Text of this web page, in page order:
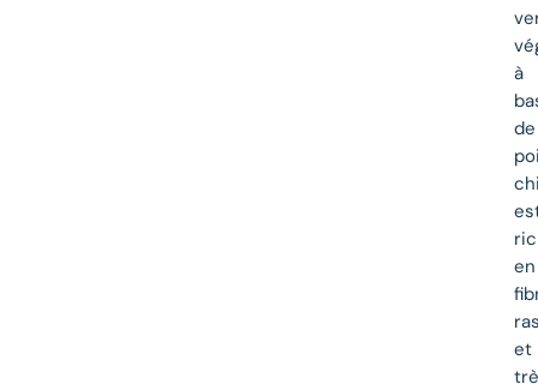
à
de
en
et